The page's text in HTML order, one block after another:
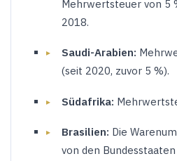
Mehrwertsteuer von 5
2018.
Saudi-Arabien:
(seit 2020, zuvor 5 %).
Südafrika:
Brasilien: Die
von den